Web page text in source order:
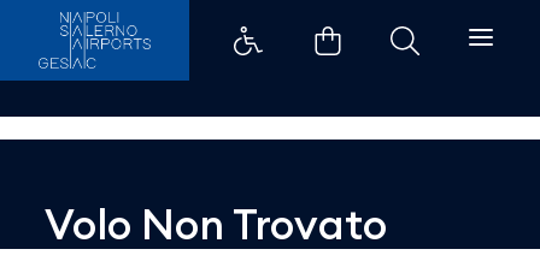
Dettaglio - Aeroporti di Napoli
Volo Non Trovato